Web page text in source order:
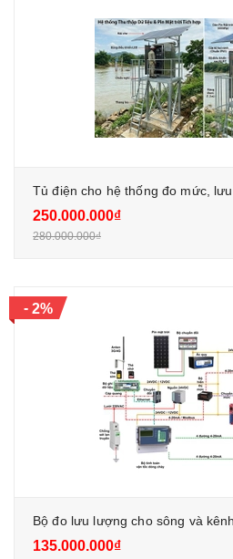
250.000.000₫
280.000.000₫
- 2%
135.000.000₫